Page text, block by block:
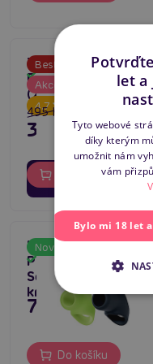
Bestseller
Akce
4.7
-20
02 19 hodin
ToyJoy Get Real
Extension Sleeve
(XLarge)
Skladem
495 Kč
396 Kč
Do košíku
Novinka
Blush Performance
Plus Flare Cocksling
Set, sada penilních
kroužků
Skladem
795 Kč
Do košíku
let a
Tyto webové
díky kterým
umožnit nám
vám
Bylo mi 18 let